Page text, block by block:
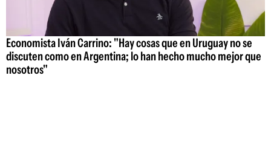
Economista Iván Carrino: "Hay cosas que en Uruguay no se
discuten como en Argentina; lo han hecho mucho mejor que
nosotros"